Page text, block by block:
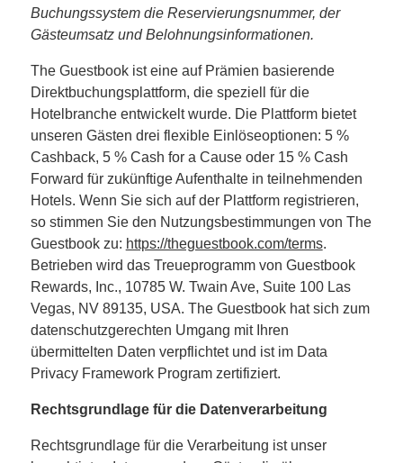
Buchungssystem die Reservierungsnummer, der
Gästeumsatz und Belohnungsinformationen.
The Guestbook ist eine auf Prämien basierende
Direktbuchungsplattform, die speziell für die
Hotelbranche entwickelt wurde. Die Plattform bietet
unseren Gästen drei flexible Einlöseoptionen: 5 %
Cashback, 5 % Cash for a Cause oder 15 % Cash
Forward für zukünftige Aufenthalte in teilnehmenden
Hotels. Wenn Sie sich auf der Plattform registrieren,
so stimmen Sie den Nutzungsbestimmungen von The
Guestbook zu: https://theguestbook.com/terms.
Betrieben wird das Treueprogramm von Guestbook
Rewards, Inc., 10785 W. Twain Ave, Suite 100 Las
Vegas, NV 89135, USA. The Guestbook hat sich zum
datenschutzgerechten Umgang mit Ihren
übermittelten Daten verpflichtet und ist im Data
Privacy Framework Program zertifiziert.
Rechtsgrundlage für die Datenverarbeitung
Rechtsgrundlage für die Verarbeitung ist unser